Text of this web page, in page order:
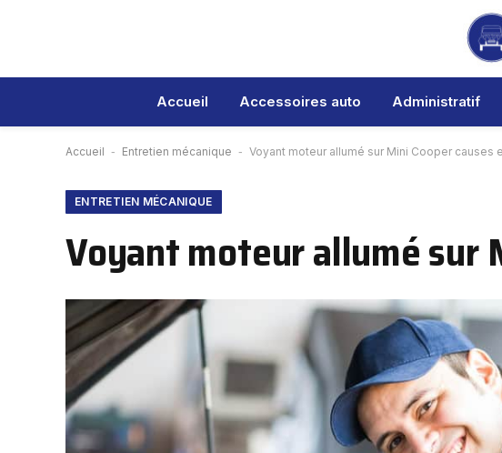
Accueil Accessoires auto Administratif
Accueil - Entretien mécanique - Voyant moteur allumé sur Mini Cooper causes
ENTRETIEN MÉCANIQUE
Voyant moteur allumé sur